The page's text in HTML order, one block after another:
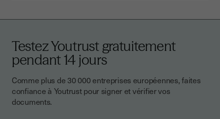
Testez Youtrust gratuitement
pendant 14 jours
Comme plus de 30 000 entreprises européennes, faites
confiance à Youtrust pour signer et vérifier vos
documents.